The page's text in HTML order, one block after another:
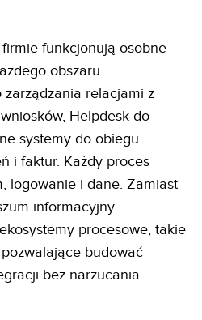
funkcjonują osobne
obszaru
relacjami z
Helpdesk do
systemy do obiegu
i faktur. Każdy proces
logowanie i dane. Zamiast
informacyjny.
procesowe, takie
pozwalające budować
bez narzucania